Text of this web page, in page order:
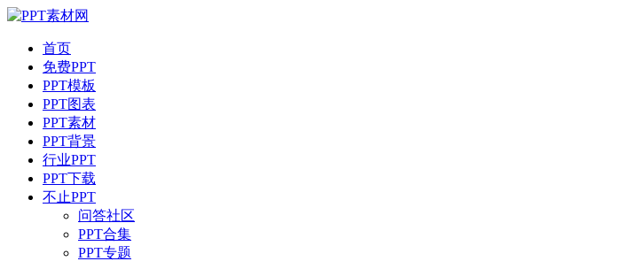
首页
免费PPT
PPT模板
PPT图表
PPT素材
PPT背景
行业PPT
PPT下载
不止PPT
问答社区
PPT合集
PPT专题